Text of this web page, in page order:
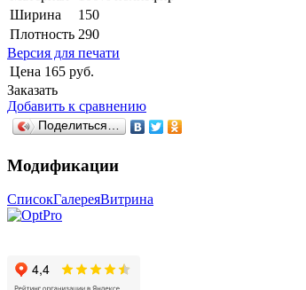
Ширина
150
Плотность 290
Версия для печати
Цена 165 руб.
Заказать
Добавить к сравнению
Поделиться…
Модификации
СписокГалереяВитрина